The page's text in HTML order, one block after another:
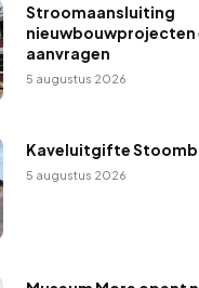
Stroomaansluiting
nieuwbouwprojecten
aanvragen
5 augustus 2026
Kaveluitgifte
5 augustus 2026